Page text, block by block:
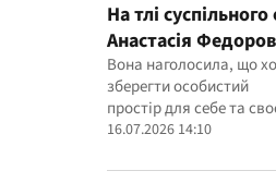
На тлі
Анастасія
публічну заяву
Вона наголосила, що
зберегти особистий
простір для себе та
дитини
16.07.2026 14:10